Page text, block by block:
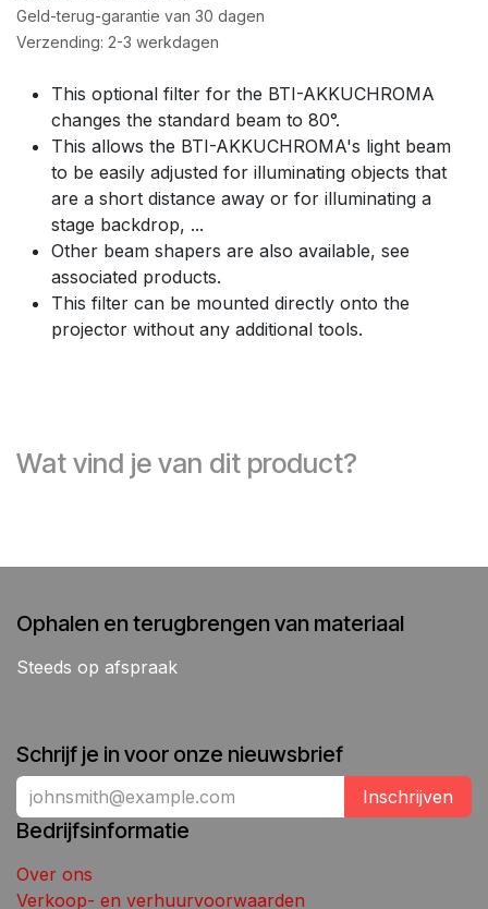
Geld-terug-garantie van 30 dagen
Verzending: 2-3 werkdagen
This optional filter for the BTI-AKKUCHROMA
changes the standard beam to 80°.
This allows the BTI-AKKUCHROMA's light beam
to be easily adjusted for illuminating objects that
are a short distance away or for illuminating a
stage backdrop, ...
Other beam shapers are also available, see
associated products.
This filter can be mounted directly onto the
projector without any additional tools.
Wat vind je van dit product?
Ophalen en terugbrengen van materiaal
Steeds op afspraak
Schrijf je in voor onze nieuwsbrief
Inschrijven
Bedrijfsinformatie
Over ons
Verkoop- en verhuurvoorwaarden